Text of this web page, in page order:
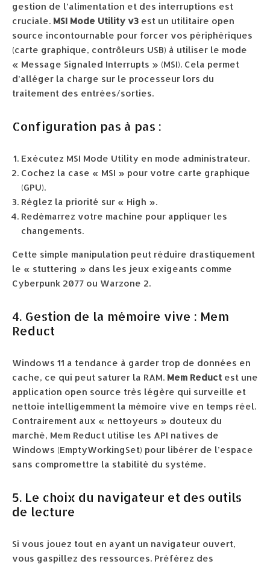
gestion de l’alimentation et des interruptions est
cruciale. MSI Mode Utility v3 est un utilitaire open
source incontournable pour forcer vos périphériques
(carte graphique, contrôleurs USB) à utiliser le mode
« Message Signaled Interrupts » (MSI). Cela permet
d’alléger la charge sur le processeur lors du
traitement des entrées/sorties.
Configuration pas à pas :
Exécutez MSI Mode Utility en mode administrateur.
Cochez la case « MSI » pour votre carte graphique
(GPU).
Réglez la priorité sur « High ».
Redémarrez votre machine pour appliquer les
changements.
Cette simple manipulation peut réduire drastiquement
le « stuttering » dans les jeux exigeants comme
Cyberpunk 2077 ou Warzone 2.
4. Gestion de la mémoire vive : Mem
Reduct
Windows 11 a tendance à garder trop de données en
cache, ce qui peut saturer la RAM. Mem Reduct est une
application open source très légère qui surveille et
nettoie intelligemment la mémoire vive en temps réel.
Contrairement aux « nettoyeurs » douteux du
marché, Mem Reduct utilise les API natives de
Windows (EmptyWorkingSet) pour libérer de l’espace
sans compromettre la stabilité du système.
5. Le choix du navigateur et des outils
de lecture
Si vous jouez tout en ayant un navigateur ouvert,
vous gaspillez des ressources. Préférez des